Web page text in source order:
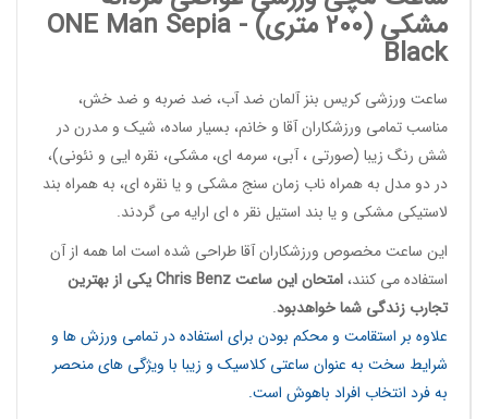
مشکی (200 متری) - ONE Man Sepia
Black
ساعت ورزشی کریس بنز آلمان ضد آب، ضد ضربه و ضد خش،
مناسب تمامی ورزشکاران آقا و خانم، بسیار ساده، شیک و مدرن در
شش رنگ زیبا (صورتی ، آبی، سرمه ای، مشکی، نقره ایی و نئونی)،
در دو مدل به همراه ناب زمان سنج مشکی و یا نقره ای، به همراه بند
لاستیکی مشکی و یا بند استیل نقر ه ای ارایه می گردند.
این ساعت مخصوص ورزشکاران آقاطراحی شده است اما همه از آن
استفاده می کنند، امتحان این ساعتChris Benzیکی از بهترین
تجارب زندگی شما خواهدبود.
علاوه بر استقامت و محکم بودن برای استفاده در تمامی ورزش ها و
شرایط سخت به عنوان ساعتی کلاسیک و زیبا با ویژگی های منحصر
به فرد انتخاب افراد باهوش است.